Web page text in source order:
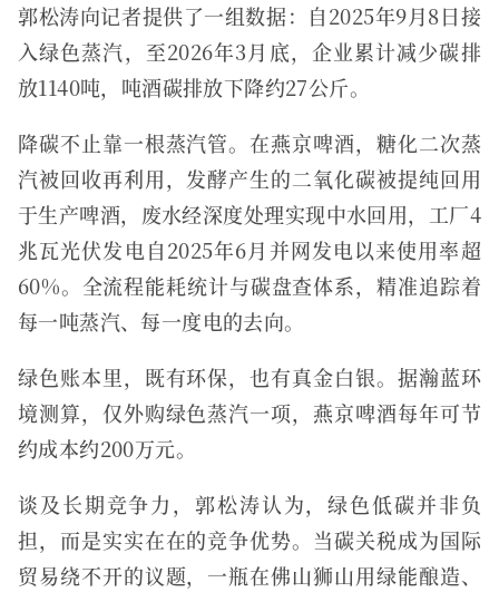
郭松涛向记者提供了一组数据：自2025年9月8日接
入绿色蒸汽，至2026年3月底，企业累计减少碳排
放1140吨，吨酒碳排放下降约27公斤。
降碳不止靠一根蒸汽管。在燕京啤酒，糖化二次蒸
汽被回收再利用，发酵产生的二氧化碳被提纯回用
于生产啤酒，废水经深度处理实现中水回用，工厂4
兆瓦光伏发电自2025年6月并网发电以来使用率超
60%。全流程能耗统计与碳盘查体系，精准追踪着
每一吨蒸汽、每一度电的去向。
绿色账本里，既有环保，也有真金白银。据瀚蓝环
境测算，仅外购绿色蒸汽一项，燕京啤酒每年可节
约成本约200万元。
谈及长期竞争力，郭松涛认为，绿色低碳并非负
担，而是实实在在的竞争优势。当碳关税成为国际
贸易绕不开的议题，一瓶在佛山狮山用绿能酿造、